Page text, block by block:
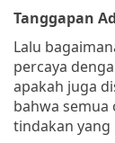
Tanggapan
Lalu
percaya
apakah juga
bahwa semua
tindakan yang